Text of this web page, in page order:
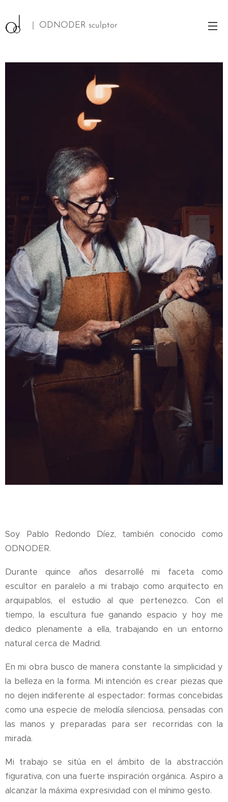
| ODNODER sculptor
Soy Pablo Redondo Díez, también conocido como
ODNODER.
Durante quince años desarrollé mi faceta como
escultor en paralelo a mi trabajo como arquitecto en
arquipablos, el estudio al que pertenezco. Con el
tiempo, la escultura fue ganando espacio y hoy me
dedico plenamente a ella, trabajando en un entorno
natural cerca de Madrid.
En mi obra busco de manera constante la simplicidad y
la belleza en la forma. Mi intención es crear piezas que
no dejen indiferente al espectador: formas concebidas
como una especie de melodía silenciosa, pensadas con
las manos y preparadas para ser recorridas con la
mirada.
Mi trabajo se sitúa en el ámbito de la abstracción
figurativa, con una fuerte inspiración orgánica. Aspiro a
alcanzar la máxima expresividad con el mínimo gesto.